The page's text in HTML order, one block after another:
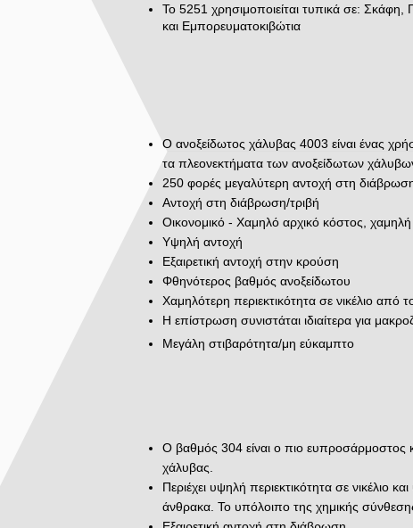
Το 5251 χρησιμοποιείται τυπικά σε:
και Εμπορευματοκιβώτια
Ο ανοξείδωτος χάλυβας 4003 είναι ένας
τα πλεονεκτήματα των ανοξείδωτων
250 φορές μεγαλύτερη αντοχή στη
Αντοχή στη διάβρωση/τριβή
Οικονομικό - Χαμηλό αρχικό κόστος,
Υψηλή αντοχή
Εξαιρετική αντοχή στην κρούση
Φθηνότερος βαθμός ανοξείδωτου
Χαμηλότερη περιεκτικότητα σε νικέλιο από
Η επίστρωση συνιστάται ιδιαίτερα για
Μεγάλη στιβαρότητα/μη εύκαμπτο
Ο βαθμός 304 είναι ο πιο ευπροσάρμοστος
χάλυβας.
Περιέχει υψηλή περιεκτικότητα σε νικέλιο
άνθρακα. Το υπόλοιπο της χημικής